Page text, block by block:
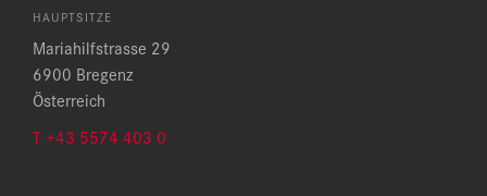
HAUPTSITZE
Mariahilfstrasse 29
6900 Bregenz
Österreich
T +43 5574 403 0